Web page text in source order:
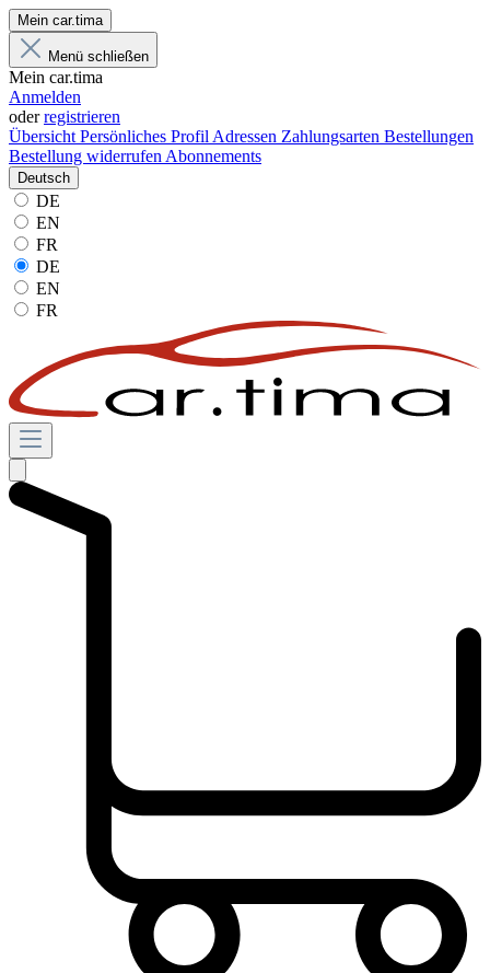
Mein car.tima
Menü schließen
Mein car.tima
Anmelden
oderregistrieren
Übersicht Persönliches Profil Adressen Zahlungsarten Bestellungen
Bestellung widerrufen Abonnements
Deutsch
DE
EN
FR
DE
EN
FR